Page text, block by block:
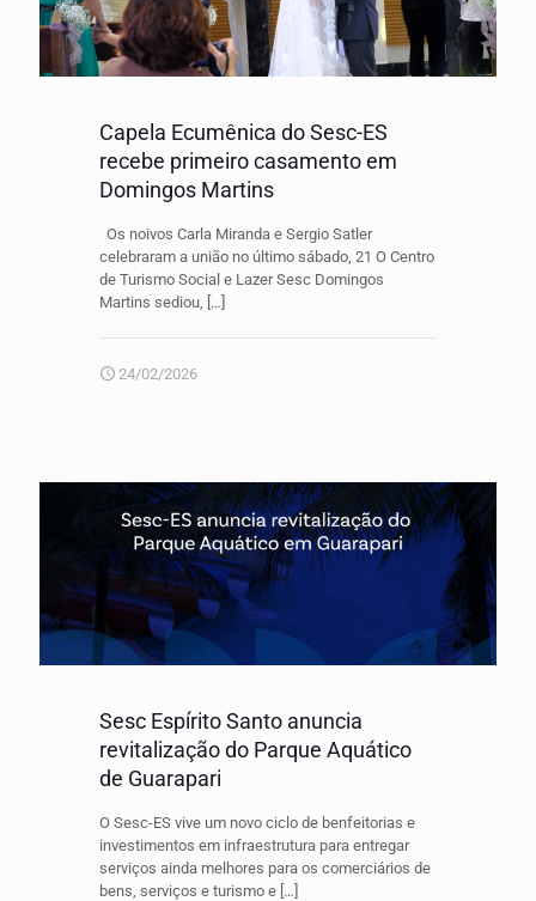
Capela Ecumênica do Sesc-ES
recebe primeiro casamento em
Domingos Martins
Os noivos Carla Miranda e Sergio Satler
celebraram a união no último sábado, 21 O Centro
de Turismo Social e Lazer Sesc Domingos
Martins sediou,
[…]
24/02/2026
Sesc Espírito Santo anuncia
revitalização do Parque Aquático
de Guarapari
O Sesc-ES vive um novo ciclo de benfeitorias e
investimentos em infraestrutura para entregar
serviços ainda melhores para os comerciários de
bens, serviços e turismo e […]